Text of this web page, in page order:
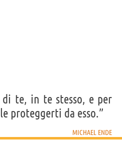
te, in te stesso, e per
proteggerti da esso.”
MICHAEL ENDE